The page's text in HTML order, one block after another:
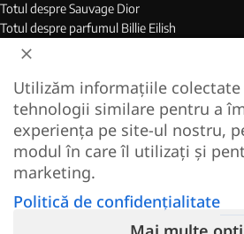
Totul despre Sauvage Dior
Totul despre parfumul Billie Eilish
Top 25 parfumuri barbati
Colagen Marin Hidrolizat
Cel mai bun colagen de pe piata
2022-2024 replique.ro — magazin on-line de
drepturile rezervate. Livrare in toata Romania!
Utilizăm informațiile
tehnologii similare pentru a
experiența pe site-ul nostru,
modul în care îl utilizați și
marketing.
Politică de confidențialitate